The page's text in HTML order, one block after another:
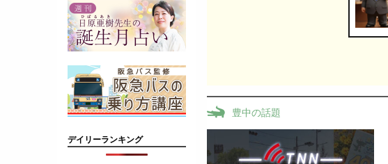
豊中の話題
デイリーランキング